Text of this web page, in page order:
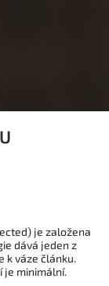
je založena
dává jeden z
k váze článku.
je minimální.